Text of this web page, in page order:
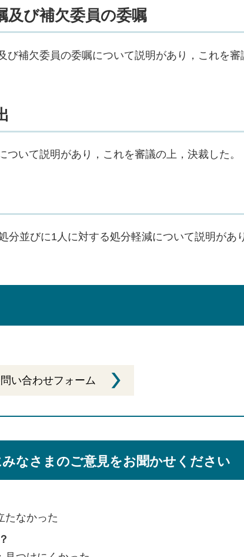
及び補欠委員の委嘱
び補欠委員の委嘱について説明があり，これを審
いて説明があり，これを審議の上，決裁した。
分並びに1人に対する処分軽減について説明があ
なさまのご意見をお聞かせください
たなかった